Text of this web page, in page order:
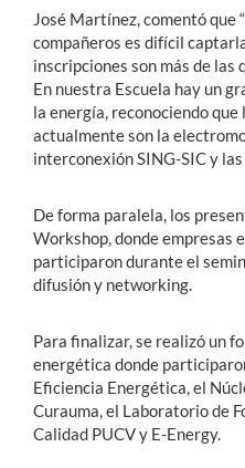
José Martínez, comentó que
compañeros es difícil
inscripciones son más de las
En nuestra Escuela hay un
la energía, reconociendo
actualmente son la
interconexión SING-SIC y
De forma paralela, los
Workshop, donde empresas
participaron durante el
difusión y networking.
Para finalizar, se realizó un
energética donde
Eficiencia Energética, el
Curauma, el Laboratorio de
Calidad PUCV y E-Energy.